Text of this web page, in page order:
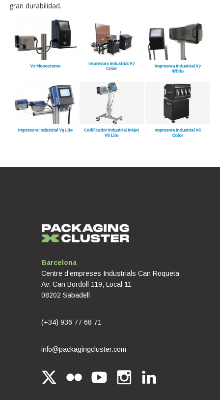
gran durabilidad.
Barcelona
Centre d’empreses Industrials Can Roqueta
Av. Can Bordoll 119, Local 11
08202 Sabadell
(+34) 936 77 68 71
info@packagingcluster.com